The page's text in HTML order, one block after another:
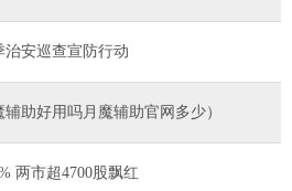
治安巡查宣防行动
助好用吗月魔辅助官网多少）
两市超4700股飘红